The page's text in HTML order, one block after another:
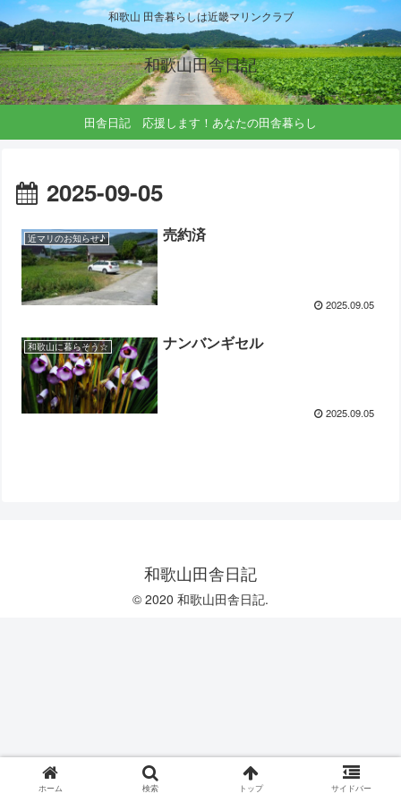
和歌山 田舎暮らしは近畿マリンクラブ
和歌山田舎日記
田舎日記 応援します！あなたの田舎暮らし
2025-09-05
近マリのお知らせ♪ 売約済
2025.09.05
和歌山に暮らそう☆ ナンバンギセル
2025.09.05
和歌山田舎日記
© 2020 和歌山田舎日記.
ホーム 検索 トップ サイドバー